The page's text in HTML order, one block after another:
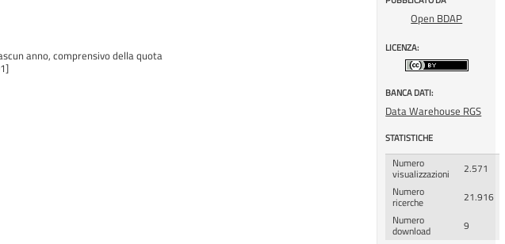
anno, comprensivo della quota
Open BDAP
LICENZA:
BANCA DATI:
Data Warehouse RGS
STATISTICHE
Numero
visualizzazioni
2.571
Numero
ricerche
21.916
Numero
download 9